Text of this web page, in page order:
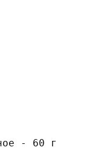
- 60 г